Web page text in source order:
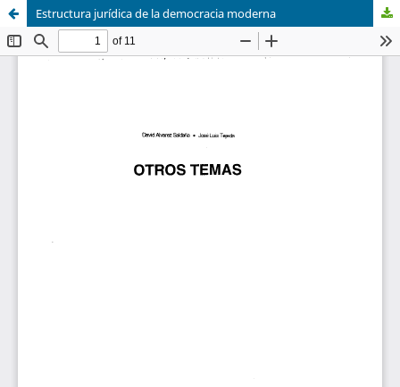
Estructura jurídica de la democracia moderna